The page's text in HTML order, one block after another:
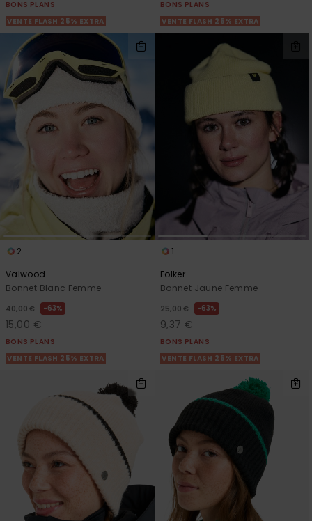
BONS PLANS
VENTE FLASH 25% EXTRA
BONS PLANS
VENTE FLASH 25% EXTRA
2
Valwood
Bonnet Blanc Femme
40,00 € 63%
15,00 €
BONS PLANS
VENTE FLASH 25% EXTRA
1
Folker
Bonnet Jaune Femme
25,00 € 63%
9,37 €
BONS PLANS
VENTE FLASH 25% EXTRA